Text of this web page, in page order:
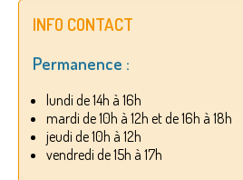
INFO CONTACT
Permanence :
lundi de 14h à 16h
mardi de 10h à 12h et de 16h à 18h
jeudi de 10h à 12h
vendredi de 15h à 17h